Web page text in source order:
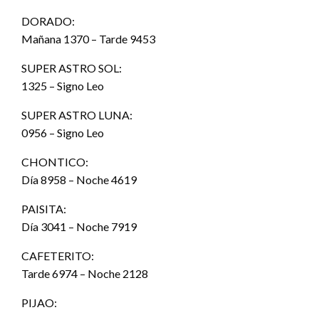
DORADO:
Mañana 1370 – Tarde 9453
SUPER ASTRO SOL:
1325 – Signo Leo
SUPER ASTRO LUNA:
0956 – Signo Leo
CHONTICO:
Día 8958 – Noche 4619
PAISITA:
Día 3041 – Noche 7919
CAFETERITO:
Tarde 6974 – Noche 2128
PIJAO: